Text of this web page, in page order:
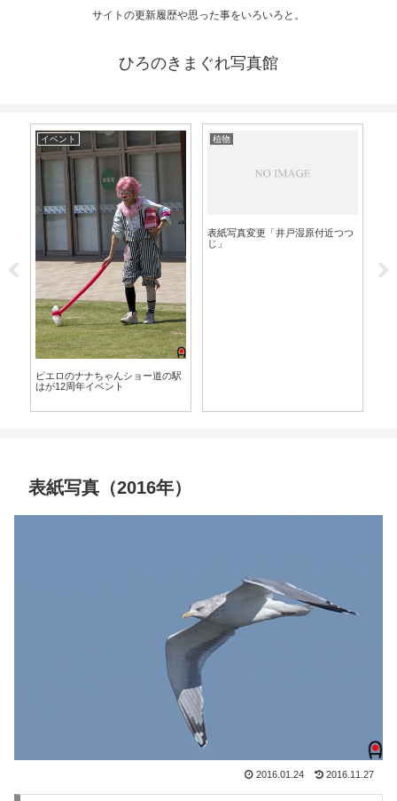
サイトの更新履歴や思った事をいろいろと。
ひろのきまぐれ写真館
イベント
ピエロのナナちゃんショー道の駅
はが12周年イベント
植物
表紙写真変更「井戸湿原付近つつ
じ」
表紙写真（2016年）
2016.01.24 2016.11.27